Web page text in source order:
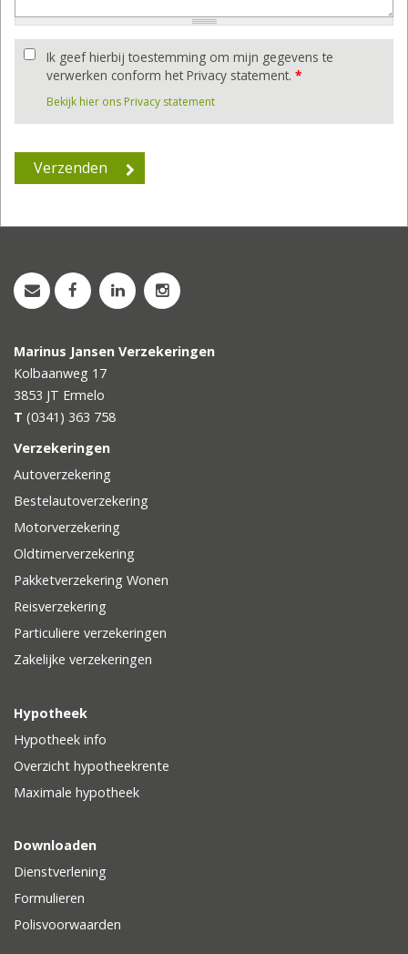
Ik geef hierbij toestemming om mijn gegevens te
verwerken conform het Privacy statement. *
Bekijk hier ons Privacy statement
Marinus Jansen Verzekeringen
Kolbaanweg 17
3853 JT Ermelo
T (0341) 363 758
Verzekeringen
Autoverzekering
Bestelautoverzekering
Motorverzekering
Oldtimerverzekering
Pakketverzekering Wonen
Reisverzekering
Particuliere verzekeringen
Zakelijke verzekeringen
Hypotheek
Hypotheek info
Overzicht hypotheekrente
Maximale hypotheek
Downloaden
Dienstverlening
Formulieren
Polisvoorwaarden